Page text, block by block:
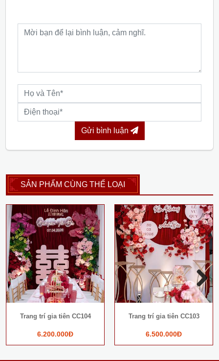
Gửi bình luận
SẢN PHẨM CÙNG THỂ LOẠI
Trang trí gia tiên CC104
6.200.000Đ
Trang trí gia tiên CC103
6.500.000Đ
Next